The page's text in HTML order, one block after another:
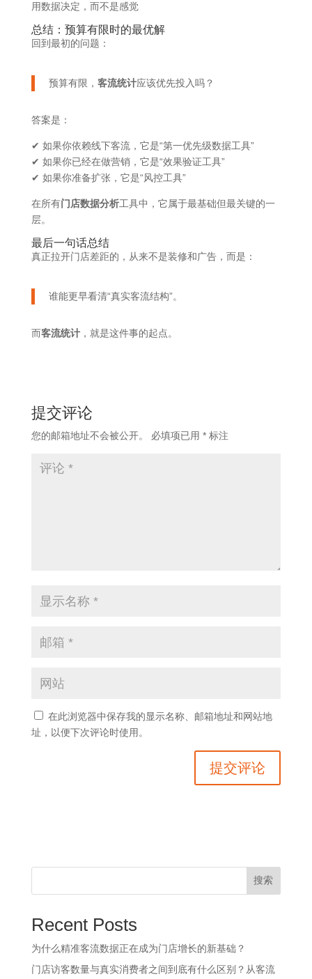
用数据决定，而不是感觉
总结：预算有限时的最优解
回到最初的问题：
预算有限， 客流统计应该优先投入吗？
答案是：
✔ 如果你依赖线下客流，它是“第一优先级数据工具”
✔ 如果你已经在做营销，它是“效果验证工具”
✔ 如果你准备扩张，它是“风控工具”
在所有门店数据分析工具中，它属于最基础但最关键的一
层。
最后一句话总结
真正拉开门店差距的，从来不是装修和广告，而是：
谁能更早看清“真实客流结构”。
而客流统计，就是这件事的起点。
提交评论
您的邮箱地址不会被公开。 必填项已用 *标注
在此浏览器中保存我的显示名称、邮箱地址和网站地
址，以便下次评论时使用。
搜索
Recent Posts
为什么精准客流数据正在成为门店增长的新基础？
门店访客数量与真实消费者之间到底有什么区别？从客流